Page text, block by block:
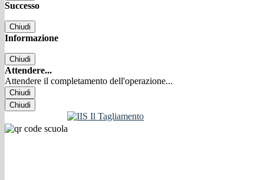
Successo
Chiudi
Informazione
Chiudi
Attendere...
Attendere il completamento dell'operazione...
Chiudi
Chiudi